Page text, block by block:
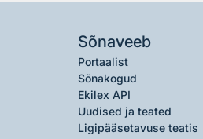
Sõnaveeb
Portaalist
Sõnakogud
Ekilex API
Uudised ja teated
Ligipääsetavuse teatis